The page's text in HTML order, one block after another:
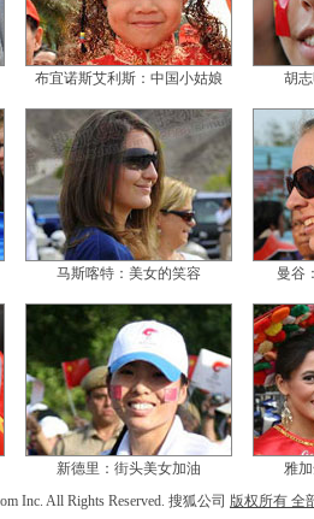
布宜诺斯艾利斯：中国小姑娘 胡
马斯喀特：美女的笑容 曼谷
新德里：街头美女加油 雅
Inc. All Rights Reserved. 搜狐公司 版权所有 全